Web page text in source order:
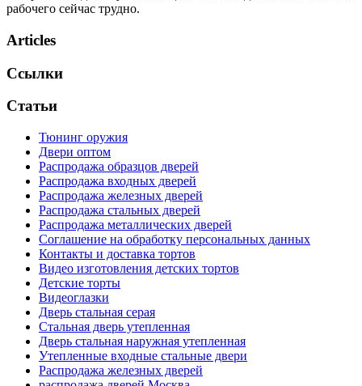
рабочего сейчас трудно.
Articles
Ссылки
Статьи
Тюнинг оружия
Двери оптом
Распродажа образцов дверей
Распродажа входных дверей
Распродажа железных дверей
Распродажа стальных дверей
Распродажа металлических дверей
Соглашение на обработку персональных данных
Контакты и доставка тортов
Видео изготовления детских тортов
Детские торты
Видеоглазки
Дверь стальная серая
Стальная дверь утепленная
Дверь стальная наружная утепленная
Утепленные входные стальные двери
Распродажа железных дверей